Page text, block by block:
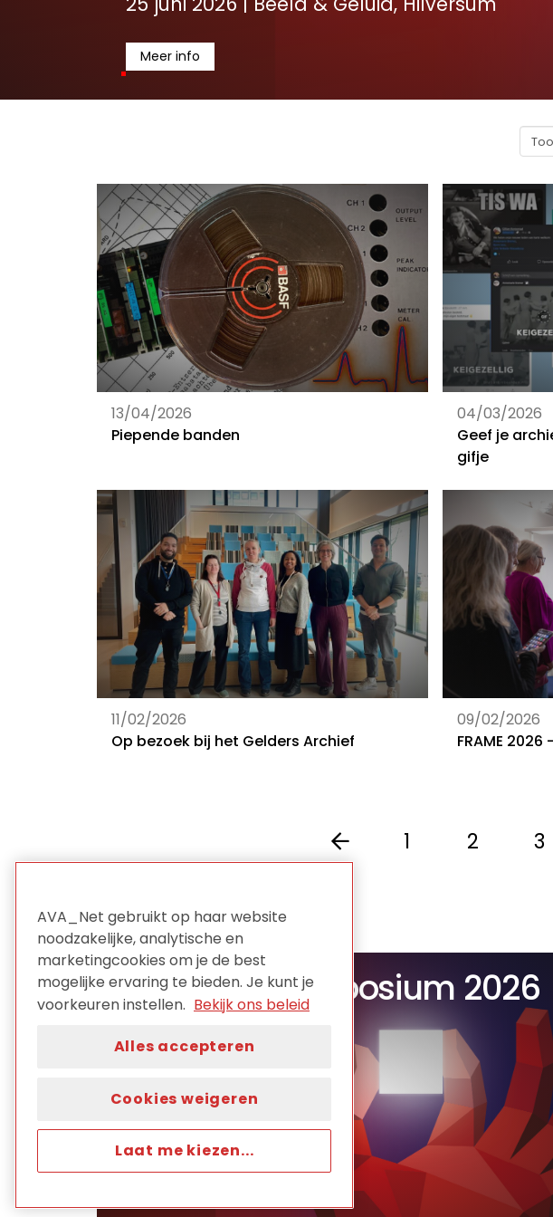
Meer info
13/04/2026
Piepende banden
04/03/2026
Geef je
gifje
11/02/2026
Op bezoek bij het Gelders Archief
09/02/2026
FRAME
Prev 1 2 3
AVA_Net Symposium 2026
Beeld & Geluid Hilversum
AVA_Net gebruikt op haar website
noodzakelijke, analytische en
marketingcookies om je de best
mogelijke ervaring te bieden. Je kunt je
voorkeuren instellen. Bekijk ons beleid
Alles accepteren
Cookies weigeren
Laat me kiezen...